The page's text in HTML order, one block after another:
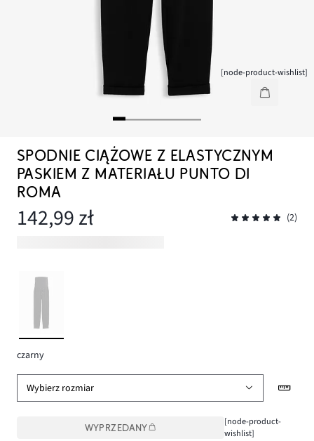
[node-product-wishlist]
SPODNIE CIĄŻOWE Z ELASTYCZNYM
PASKIEM Z MATERIAŁU PUNTO DI
ROMA
142,99 zł (2)
czarny
Wybierz rozmiar
WYPRZEDANY
[node-product-
wishlist]